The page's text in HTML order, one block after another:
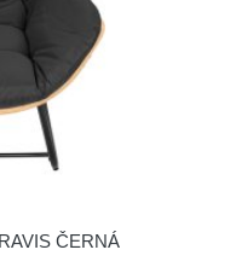
ČERNÁ